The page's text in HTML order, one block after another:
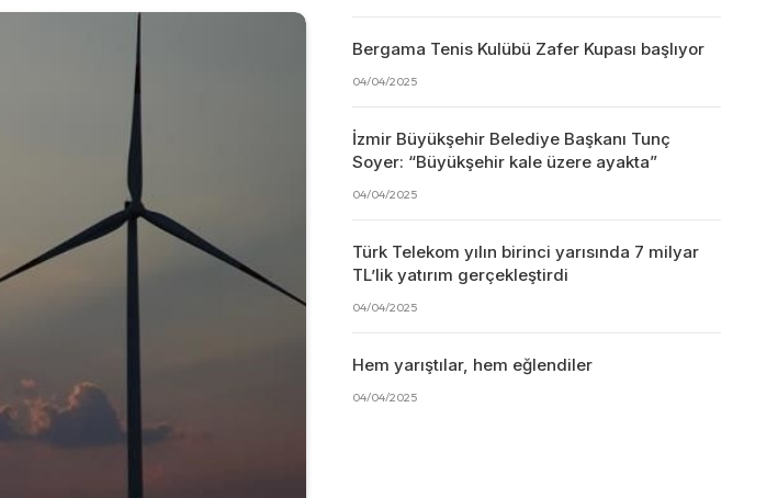
Bergama Tenis Kulübü Zafer Kupası başlıyor
04/04/2025
İzmir Büyükşehir Belediye Başkanı Tunç
Soyer: “Büyükşehir kale üzere ayakta”
04/04/2025
Türk Telekom yılın birinci yarısında 7 milyar
TL’lik yatırım gerçekleştirdi
04/04/2025
Hem yarıştılar, hem eğlendiler
04/04/2025